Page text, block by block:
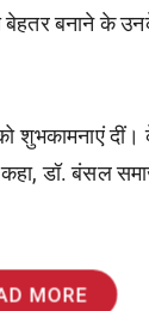
बनाने के
कहा, डॉ. बंसल
MORE